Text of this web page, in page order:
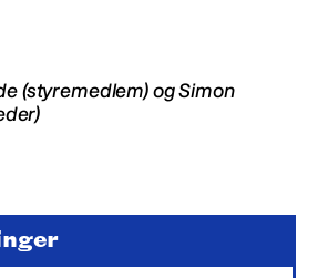
(styremedlem) og Simon